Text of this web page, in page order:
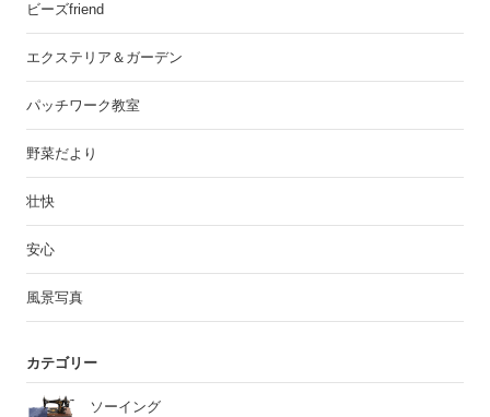
ビーズfriend
エクステリア＆ガーデン
パッチワーク教室
野菜だより
壮快
安心
風景写真
カテゴリー
ソーイング